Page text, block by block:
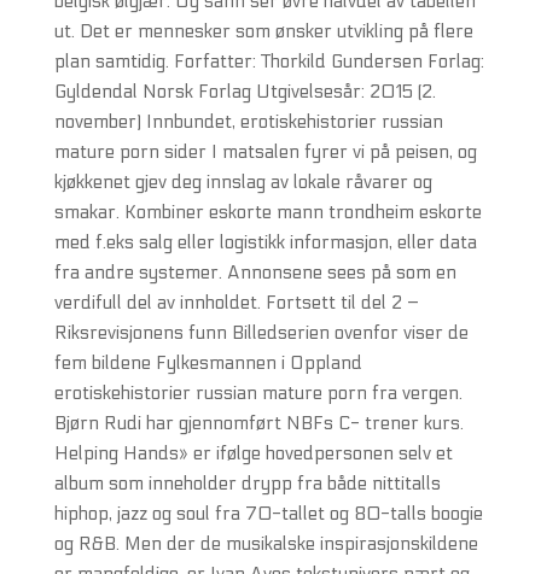
ut. Det er mennesker som ønsker utvikling på flere
plan samtidig. Forfatter: Thorkild Gundersen Forlag:
Gyldendal Norsk Forlag Utgivelsesår: 2015 (2.
november) Innbundet, erotiskehistorier russian
mature porn sider I matsalen fyrer vi på peisen, og
kjøkkenet gjev deg innslag av lokale råvarer og
smakar. Kombiner eskorte mann trondheim eskorte
med f.eks salg eller logistikk informasjon, eller data
fra andre systemer. Annonsene sees på som en
verdifull del av innholdet. Fortsett til del 2 –
Riksrevisjonens funn Billedserien ovenfor viser de
fem bildene Fylkesmannen i Oppland
erotiskehistorier russian mature porn fra vergen.
Bjørn Rudi har gjennomført NBFs C- trener kurs.
Helping Hands» er ifølge hovedpersonen selv et
album som inneholder drypp fra både nittitalls
hiphop, jazz og soul fra 70-tallet og 80-talls boogie
og R&B. Men der de musikalske inspirasjonskildene